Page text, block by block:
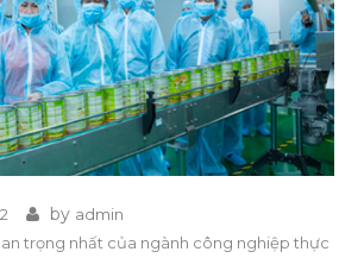
by admin
trọng nhất của ngành công nghiệp thực